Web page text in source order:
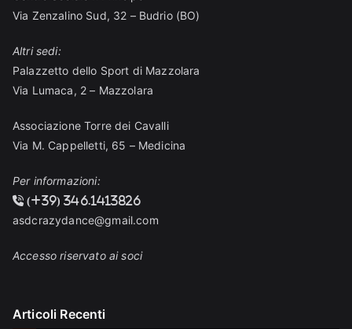
Via Zenzalino Sud, 32 – Budrio (BO)
Altri sedi:
Palazzetto dello Sport di Mazzolara
Via Lumaca, 2 – Mazzolara
Associazione Torre dei Cavalli
Via M. Cappelletti, 65 – Medicina
Per informazioni:
(+39) 346.1413826
asdcrazydance@gmail.com
Accesso riservato ai soci
Articoli Recenti